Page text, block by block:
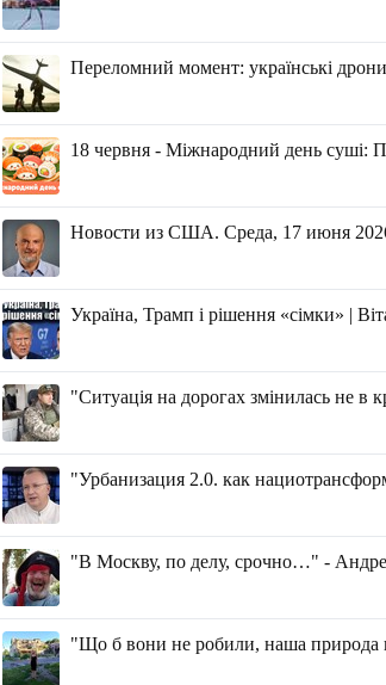
Переломний момент: українські
18 червня - Міжнародний день суші:
Новости из США. Среда, 17 июня
Україна, Трамп і рішення «сімки» |
"Ситуація на дорогах змінилась не
"Урбанизация 2.0. как
"В Москву, по делу, срочно…" -
"Що б вони не робили, наша природа